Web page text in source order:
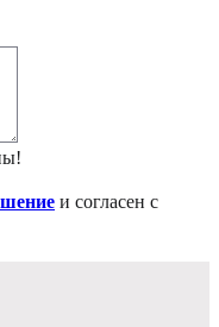
и согласен с